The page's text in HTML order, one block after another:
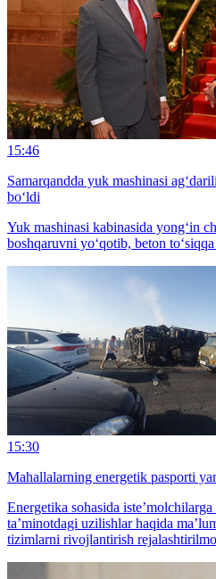
15:46
Samarqandda yuk mashinasi
bo‘ldi
Yuk mashinasi kabinasida yong‘in
boshqaruvni yo‘qotib, beton
15:30
Mahallalarning energetik pasporti
Energetika sohasida
ta’minotdagi uzilishlar haqida
tizimlarni rivojlantirish